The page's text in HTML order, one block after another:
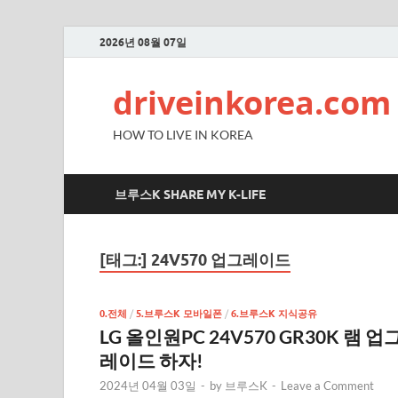
2026년 08월 07일
driveinkorea.com
HOW TO LIVE IN KOREA
브루스K SHARE MY K-LIFE
[태그:] 24V570 업그레이드
0.전체 / 5.브루스K 모바일폰 / 6.브루스K 지식공유
LG 올인원PC 24V570 GR30K 램 업
레이드 하자!
2024년 04월 03일 - by 브루스K - Leave a Comment